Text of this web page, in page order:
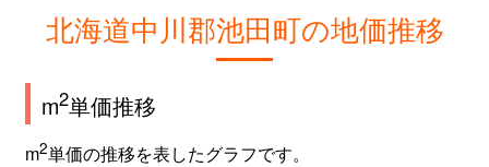
北海道中川郡池田町の地価推移
m2単価推移
m2単価の推移を表したグラフです。